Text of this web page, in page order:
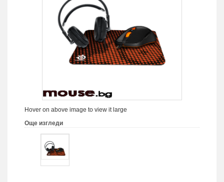
Hover on above image to view it large
Още изгледи